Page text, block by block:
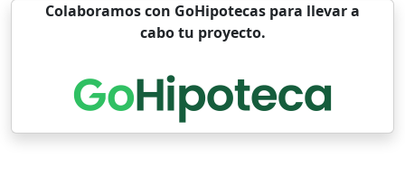
Colaboramos con GoHipotecas para llevar a
cabo tu proyecto.